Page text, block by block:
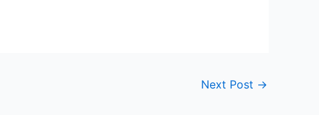
Next Post →